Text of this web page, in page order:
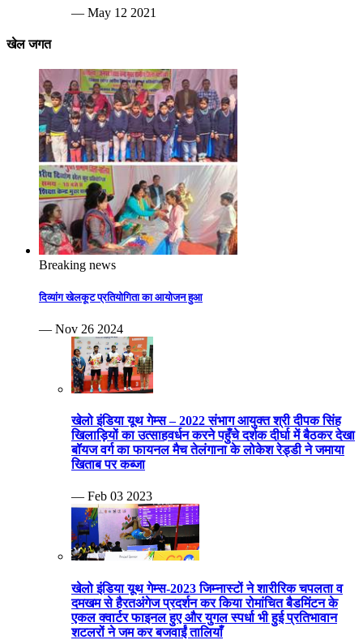
— May 12 2021
खेल जगत
Breaking news
दिव्यांग खेलकूट प्रतियोगिता का आयोजन हुआ
— Nov 26 2024
खेलो इंडिया यूथ गेम्स – 2022 संभाग आयुक्त श्री दीपक सिंह
खिलाड़ियों का उत्साहवर्धन करने पहुँचे दर्शक दीर्घा में बैठकर देखा
बॉयज वर्ग का फायनल मैच तेलंगाना के लोकेश रेड्डी ने जमाया
खिताब पर कब्जा
— Feb 03 2023
खेलो इंडिया यूथ गेम्स-2023 जिम्नास्टों ने शारीरिक चपलता व
दमखम से हैरतअंगेज प्रदर्शन कर किया रोमांचित बैडमिंटन के
एकल क्वार्टर फाइनल हुए और युगल स्पर्धा भी हुई प्रतिभावान
शटलरों ने जम कर बजवाईं तालियाँ